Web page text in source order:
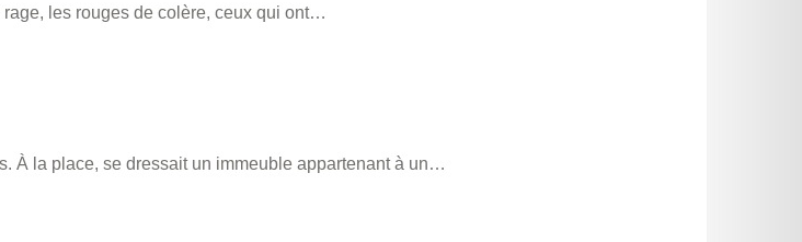
les rouges de colère, ceux qui ont…
À la place, se dressait un immeuble appartenant à un…